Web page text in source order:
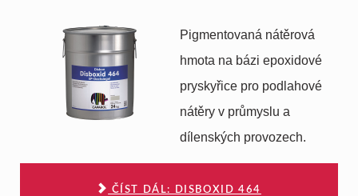
Pigmentovaná nátěrová
hmota na bázi epoxidové
pryskyřice pro podlahové
nátěry v průmyslu a
dílenských provozech.
ČÍST DÁL: DISBOXID 464